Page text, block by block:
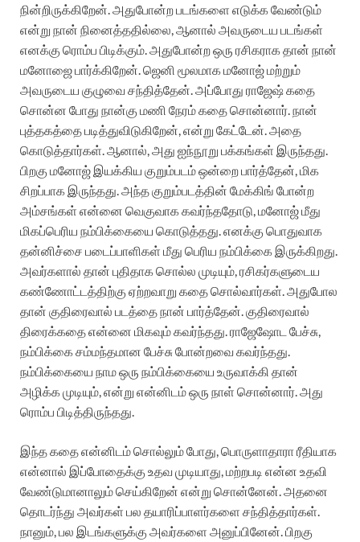
நின்றிருக்கிறேன். அதுபோன்ற படங்களை எடுக்க வேண்டும்
என்று நான் நினைத்ததில்லை, ஆனால் அவருடைய படங்கள்
எனக்கு ரொம்ப பிடிக்கும். அதுபோன்ற ஒரு ரசிகராக தான் நான்
மனோஜை பார்க்கிறேன். ஜெனி மூலமாக மனோஜ் மற்றும்
அவருடைய குழுவை சந்தித்தேன். அப்போது ராஜேஷ் கதை
சொன்ன போது நான்கு மணி நேரம் கதை சொன்னார். நான்
புத்தகத்தை படித்துவிடுகிறேன், என்று கேட்டேன். அதை
கொடுத்தார்கள். ஆனால், அது ஐந்நூறு பக்கங்கள் இருந்தது.
பிறகு மனோஜ் இயக்கிய குறும்படம் ஒன்றை பார்த்தேன், மிக
சிறப்பாக இருந்தது. அந்த குறும்படத்தின் மேக்கிங் போன்ற
அம்சங்கள் என்னை வெகுவாக கவர்ந்ததோடு, மனோஜ் மீது
மிகப்பெரிய நம்பிக்கையை கொடுத்தது. எனக்கு பொதுவாக
தன்னிச்சை படைப்பாளிகள் மீது பெரிய நம்பிக்கை இருக்கிறது.
அவர்களால் தான் புதிதாக சொல்ல முடியும், ரசிகர்களுடைய
கண்ணோட்டத்திற்கு ஏற்றவாறு கதை சொல்வார்கள். அதுபோல
தான் குதிரைவால் படத்தை நான் பார்த்தேன். குதிரைவால்
திரைக்கதை என்னை மிகவும் கவர்ந்தது. ராஜேஷோட பேச்சு,
நம்பிக்கை சம்மந்தமான பேச்சு போன்றவை கவர்ந்தது.
நம்பிக்கையை நாம ஒரு நம்பிக்கையை உருவாக்கி தான்
அழிக்க முடியும், என்று என்னிடம் ஒரு நாள் சொன்னார். அது
ரொம்ப பிடித்திருந்தது.
இந்த கதை என்னிடம் சொல்லும் போது, பொருளாதாரா ரீதியாக
என்னால் இப்போதைக்கு உதவ முடியாது, மற்றபடி என்ன உதவி
வேண்டுமானாலும் செய்கிறேன் என்று சொன்னேன். அதனை
தொடர்ந்து அவர்கள் பல தயாரிப்பாளர்களை சந்தித்தார்கள்.
நானும், பல இடங்களுக்கு அவர்களை அனுப்பினேன். பிறகு